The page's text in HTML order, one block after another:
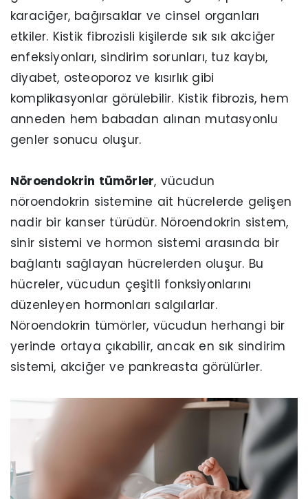
karaciğer, bağırsaklar ve cinsel organları
etkiler. Kistik fibrozisli kişilerde sık sık akciğer
enfeksiyonları, sindirim sorunları, tuz kaybı,
diyabet, osteoporoz ve kısırlık gibi
komplikasyonlar görülebilir. Kistik fibrozis, hem
anneden hem babadan alınan mutasyonlu
genler sonucu oluşur.
Nöroendokrin tümörler, vücudun
nöroendokrin sistemine ait hücrelerde gelişen
nadir bir kanser türüdür. Nöroendokrin sistem,
sinir sistemi ve hormon sistemi arasında bir
bağlantı sağlayan hücrelerden oluşur. Bu
hücreler, vücudun çeşitli fonksiyonlarını
düzenleyen hormonları salgılarlar.
Nöroendokrin tümörler, vücudun herhangi bir
yerinde ortaya çıkabilir, ancak en sık sindirim
sistemi, akciğer ve pankreasta görülürler.